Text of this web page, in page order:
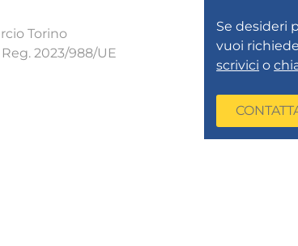
Torino
2023/988/UE
Se desideri
vuoi
scrivici o